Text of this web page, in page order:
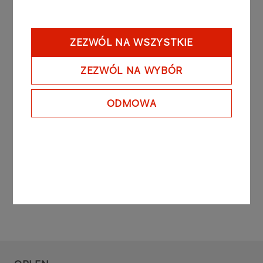
ZEZWÓL NA WSZYSTKIE
ZEZWÓL NA WYBÓR
ODMOWA
designed to effectively manage short-term liquidity
within the PGNiG Group.Following the Note issue
discussed above, the total par value of notes
issued under the Programme and outstanding as
at May 17th 2013 is PLN 778,300,000.00 (seven
hundred seventy eight million three hundred
thousand złoty).